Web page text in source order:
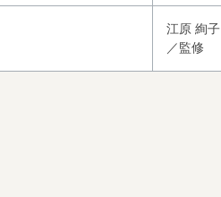
江原 絢子
／監修